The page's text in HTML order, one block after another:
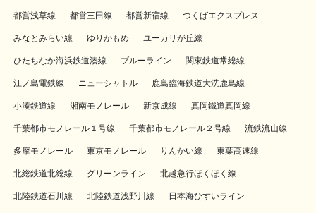
都営浅草線 都営三田線 都営新宿線 つくばエクスプレス
みなとみらい線 ゆりかもめ ユーカリが丘線
ひたちなか海浜鉄道湊線 ブルーライン 関東鉄道常総線
江ノ島電鉄線 ニューシャトル 鹿島臨海鉄道大洗鹿島線
小湊鉄道線 湘南モノレール 新京成線 真岡鐵道真岡線
千葉都市モノレール１号線 千葉都市モノレール２号線 流鉄流山線
多摩モノレール 東京モノレール りんかい線 東葉高速線
北総鉄道北総線 グリーンライン 北越急行ほくほく線
北陸鉄道石川線 北陸鉄道浅野川線 日本海ひすいライン